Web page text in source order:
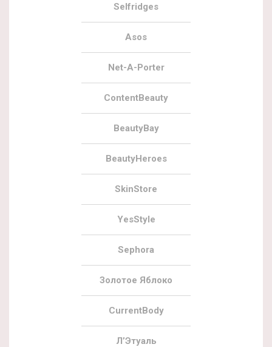
Selfridges
Asos
Net-A-Porter
ContentBeauty
BeautyBay
BeautyHeroes
SkinStore
YesStyle
Sephora
Золотое Яблоко
CurrentBody
Л’Этуаль